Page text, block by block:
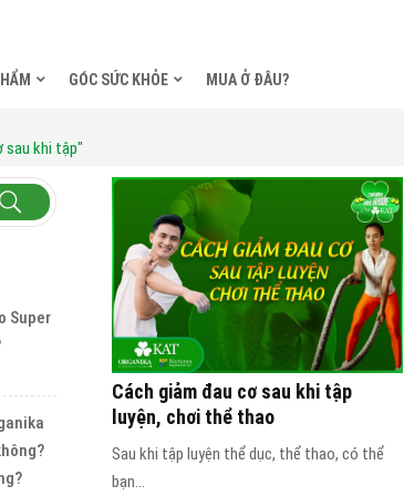
GÓC SỨC KHỎE MUA Ở ĐÂU?
sau khi tập"
Super
Cách giảm đau cơ sau khi tập
luyện, chơi thể thao
Sau khi tập luyện thể dục, thể thao, có thể
bạn...